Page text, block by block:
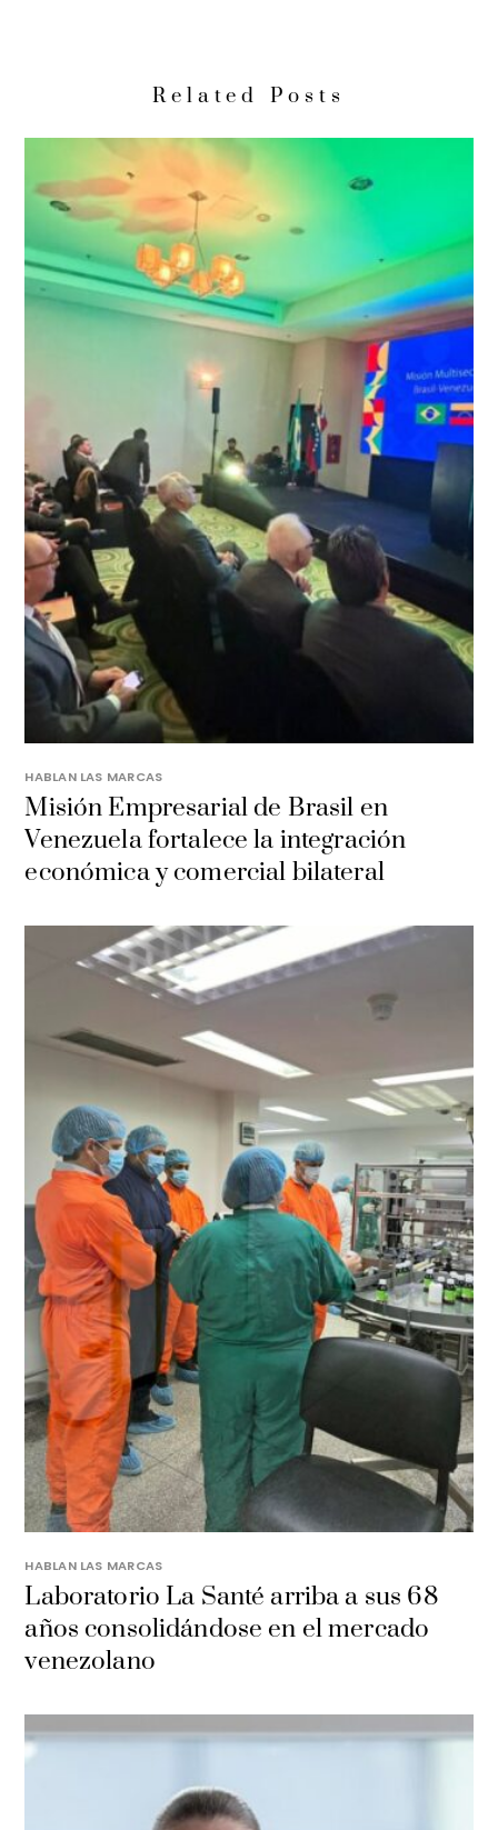
Related Posts
HABLAN LAS MARCAS
Misión Empresarial de Brasil en
Venezuela fortalece la integración
económica y comercial bilateral
HABLAN LAS MARCAS
Laboratorio La Santé arriba a sus 68
años consolidándose en el mercado
venezolano